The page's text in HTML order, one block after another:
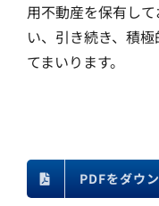
用不動産を保有し
い、引き続き、積
てまいります。
PDFをダウ